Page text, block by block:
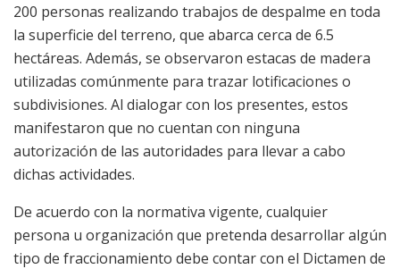
200 personas realizando trabajos de despalme en toda
la superficie del terreno, que abarca cerca de 6.5
hectáreas. Además, se observaron estacas de madera
utilizadas comúnmente para trazar lotificaciones o
subdivisiones. Al dialogar con los presentes, estos
manifestaron que no cuentan con ninguna
autorización de las autoridades para llevar a cabo
dichas actividades.
De acuerdo con la normativa vigente, cualquier
persona u organización que pretenda desarrollar algún
tipo de fraccionamiento debe contar con el Dictamen de